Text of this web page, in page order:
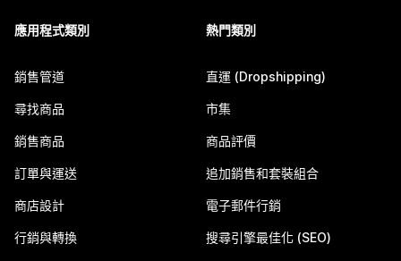
應用程式類別
銷售管道
尋找商品
銷售商品
訂單與運送
商店設計
行銷與轉換
熱門類別
直運 (Dropshipping)
市集
商品評價
追加銷售和套裝組合
電子郵件行銷
搜尋引擎最佳化 (SEO)